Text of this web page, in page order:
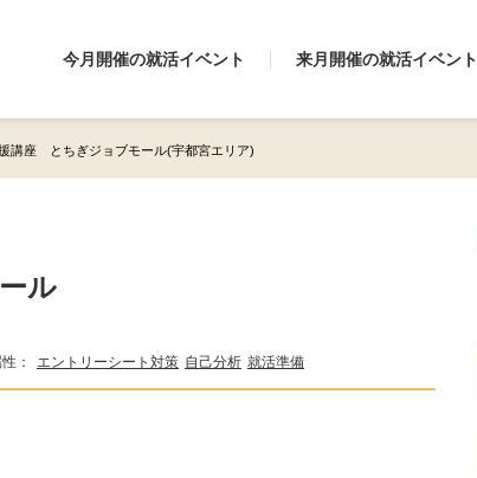
今月開催の就活イベント 来月開催の就活イベント
講座 とちぎジョブモール(宇都宮エリア)
ル
： エントリーシート対策 自己分析 就活準備